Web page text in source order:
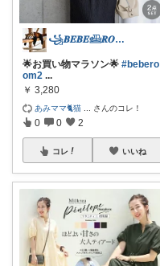
꧁𝑩𝑬𝑩𝑬𓊝𝑹𝑶𝑶𝑴꧂
🌟お買い物マラソン🌟 #bebero
om2 ...
￥ 3,280
あみママ🐈猫 さんのコレ！
0 0 2
コレ いいね